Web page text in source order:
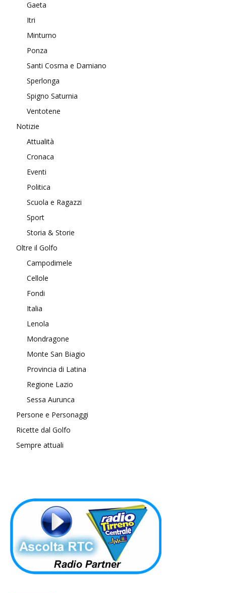
Gaeta
Itri
Minturno
Ponza
Santi Cosma e Damiano
Sperlonga
Spigno Saturnia
Ventotene
Notizie
Attualità
Cronaca
Eventi
Politica
Scuola e Ragazzi
Sport
Storia & Storie
Oltre il Golfo
Campodimele
Cellole
Fondi
Italia
Lenola
Mondragone
Monte San Biagio
Provincia di Latina
Regione Lazio
Sessa Aurunca
Persone e Personaggi
Ricette dal Golfo
Sempre attuali